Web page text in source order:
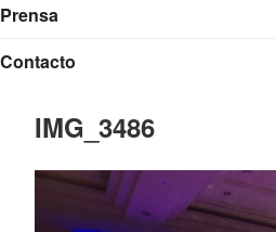
Prensa
Contacto
IMG_3486